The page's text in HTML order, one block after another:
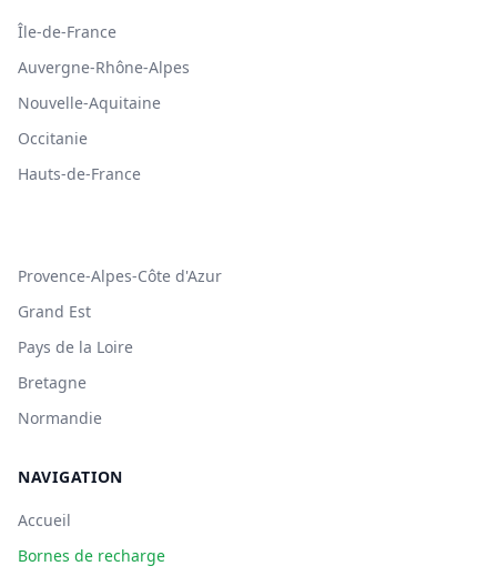
Île-de-France
Auvergne-Rhône-Alpes
Nouvelle-Aquitaine
Occitanie
Hauts-de-France
Provence-Alpes-Côte d'Azur
Grand Est
Pays de la Loire
Bretagne
Normandie
NAVIGATION
Accueil
Bornes de recharge